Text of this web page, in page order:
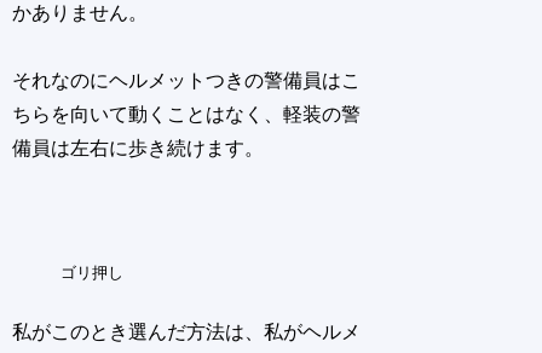
かありません。
それなのにヘルメットつきの警備員はこ
ちらを向いて動くことはなく、軽装の警
備員は左右に歩き続けます。
ゴリ押し
私がこのとき選んだ方法は、私がヘルメ